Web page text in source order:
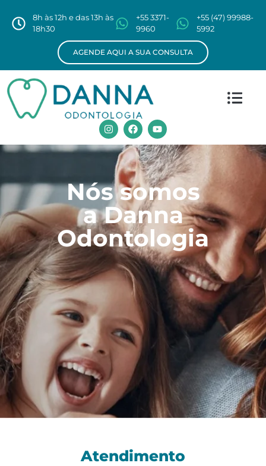
8h às 12h e das 13h às
18h30
+55 3371-
9960
+55 (47) 99988-
5992
AGENDE AQUI A SUA CONSULTA
Nós somos
a Danna
Odontologia
Atendimento